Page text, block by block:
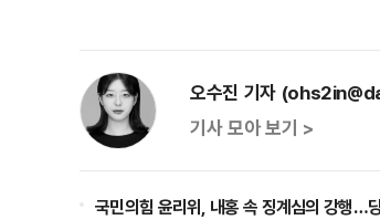
오수진 기자
기사 모아 보기 >
국민의힘 윤리위, 내홍 속 징계심의 강행…